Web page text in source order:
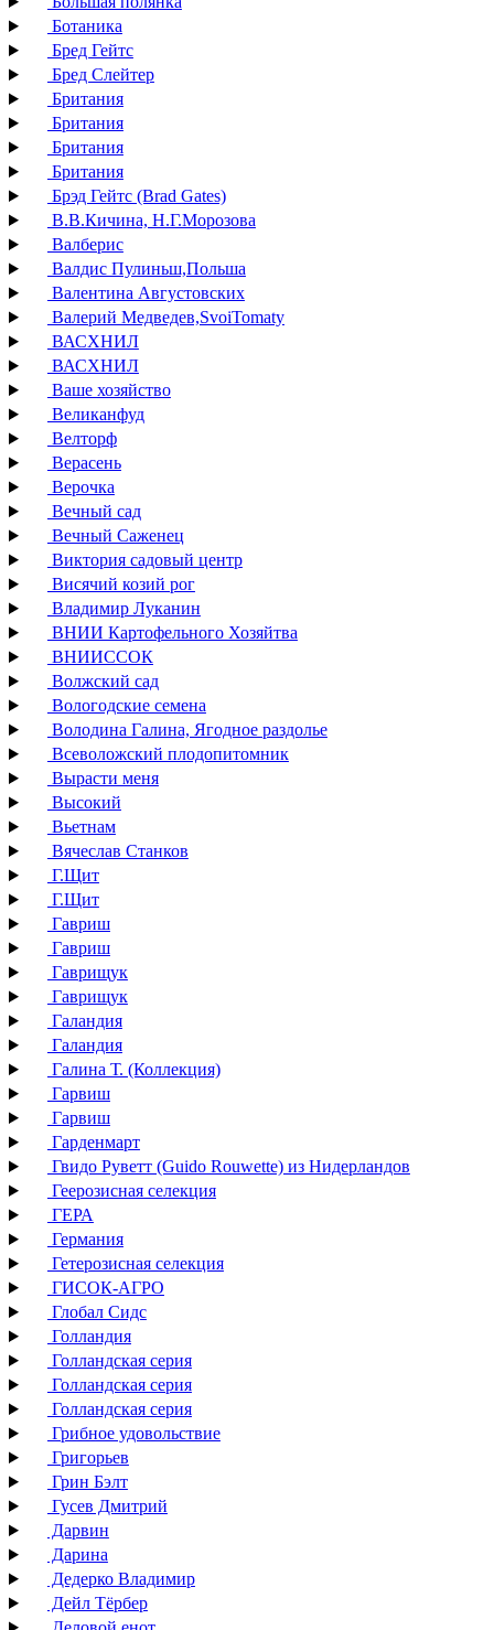
Ботаника
Бред Гейтс
Бред Слейтер
Британия
Британия
Британия
Британия
Брэд Гейтс (Brad Gates)
В.В.Кичина, Н.Г.Морозова
Валберис
Валдис Пулиньш,Польша
Валентина Августовских
Валерий Медведев,SvoiTomaty
ВАСХНИЛ
ВАСХНИЛ
Ваше хозяйство
Великанфуд
Велторф
Верасень
Верочка
Вечный сад
Вечный Саженец
Виктория садовый центр
Висячий козий рог
Владимир Луканин
ВНИИ Картофельного Хозяйтва
ВНИИССОК
Волжский сад
Вологодские семена
Володина Галина, Ягодное раздолье
Всеволожский плодопитомник
Вырасти меня
Высокий
Вьетнам
Вячеслав Станков
Г.Щит
Г.Щит
Гавриш
Гавриш
Гаврищук
Гаврищук
Галандия
Галандия
Галина Т. (Коллекция)
Гарвиш
Гарвиш
Гарденмарт
Гвидо Руветт (Guido Rouwette) из Нидерландов
Геерозисная селекция
ГЕРА
Германия
Гетерозисная селекция
ГИСОК-АГРО
Глобал Сидс
Голландия
Голландская серия
Голландская серия
Голландская серия
Грибное удовольствие
Григорьев
Грин Бэлт
Гусев Дмитрий
Дарвин
Дарина
Дедерко Владимир
Дейл Тёрбер